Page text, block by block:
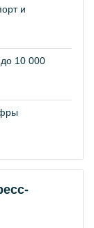
и
10 000